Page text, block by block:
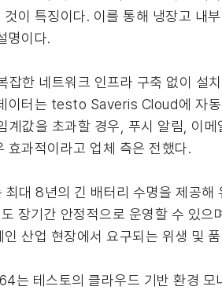
것이 특징이다. 이를 통해 냉장고 내
명이다.
잡한 네트워크 인프라 구축 없이 설
이터는 testo Saveris Cloud에 자
계값을 초과할 경우, 푸시 알림, 이
효과적이라고 업체 측은 전했다.
대 8년의 긴 배터리 수명을 제공해
장기간 안정적으로 운영할 수 있
산업 현장에서 요구되는 위생 및
는 테스토의 클라우드 기반 환경